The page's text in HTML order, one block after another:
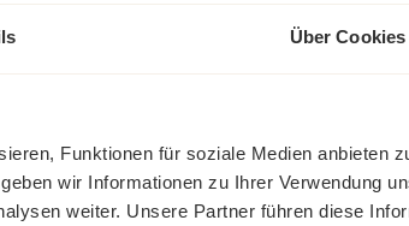
Über Cookies
Funktionen für soziale Medien anbieten
wir Informationen zu Ihrer Verwendung
weiter. Unsere Partner führen diese